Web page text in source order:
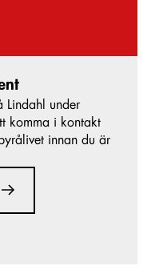
Lindahl under
komma i kontakt
innan du är